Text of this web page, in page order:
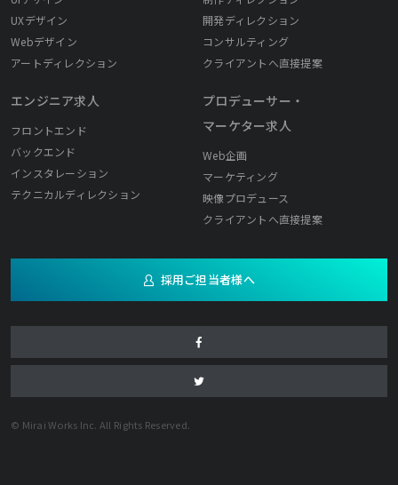
UXデザイン
Webデザイン
アートディレクション
エンジニア求人
フロントエンド
バックエンド
インスタレーション
テクニカルディレクション
開発ディレクション
コンサルティング
クライアントへ直接提案
プロデューサー・
マーケター求人
Web企画
マーケティング
映像プロデュース
クライアントへ直接提案
採用ご担当者様へ
© Mirai Works Inc. All Rights Reserved.